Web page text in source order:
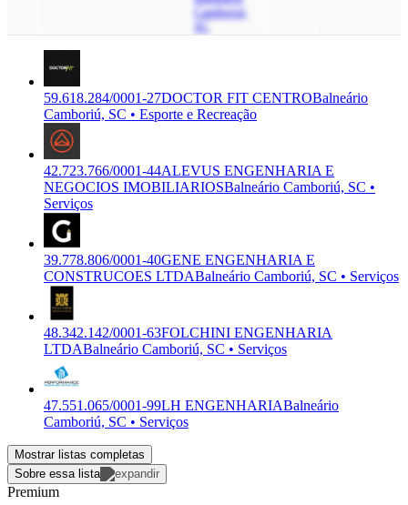
Camboriú,
59.618.284/0001-27DOCTOR FIT CENTROBalneário
Camboriú, SC • Esporte e Recreação
42.723.766/0001-44ALEVUS ENGENHARIA E
NEGOCIOS IMOBILIARIOSBalneário Camboriú, SC •
Serviços
39.778.806/0001-40GENE ENGENHARIA E
CONSTRUCOES LTDABalneário Camboriú, SC • Serviços
48.342.142/0001-63FOLCHINI ENGENHARIA
LTDABalneário Camboriú, SC • Serviços
47.551.065/0001-99LH ENGENHARIABalneário
Camboriú, SC • Serviços
Mostrar listas completas
Sobre essa lista
Premium